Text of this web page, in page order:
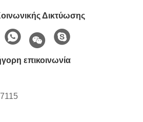
Δικτύωσης
επικοινωνία